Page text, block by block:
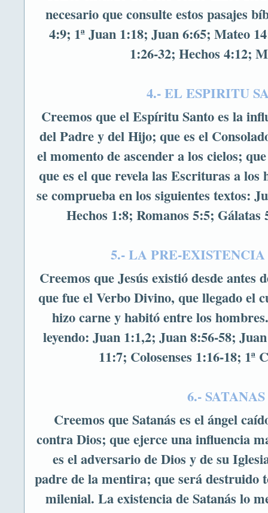
necesario que consulte estos pasajes
4:9; 1ª Juan 1:18; Juan 6:65; Mateo
1:26-32; Hechos 4:12;
4.- EL ESPIRITU
Creemos que el Espíritu Santo es la
del Padre y del Hijo; que es el
el momento de ascender a los cielos;
que es el que revela las Escrituras a los
se comprueba en los siguientes textos:
Hechos 1:8; Romanos 5:5; Gálatas
5.- LA PRE-
Creemos que Jesús existió desde antes
que fue el Verbo Divino, que llegado el
hizo carne y habitó entre los
leyendo: Juan 1:1,2; Juan 8:56-58;
11:7; Colosenses 1:16-18; 1ª
6.- SATANAS
Creemos que Satanás es el ángel
contra Dios; que ejerce una influencia
es el adversario de Dios y de su
padre de la mentira; que será destruido
milenial. La existencia de Satanás lo